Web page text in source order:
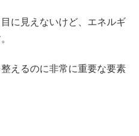
に見えないけど、エネルギ
えるのに非常に重要な要素